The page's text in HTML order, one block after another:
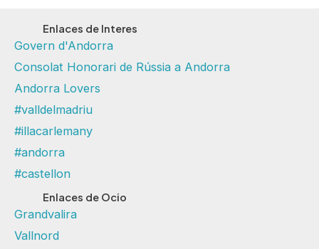
Enlaces de Interes
Govern d'Andorra
Consolat Honorari de Rússia a Andorra
Andorra Lovers
#valldelmadriu
#illacarlemany
#andorra
#castellon
Enlaces de Ocio
Grandvalira
Vallnord